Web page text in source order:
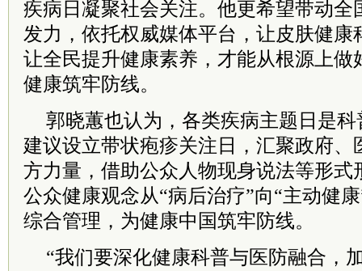
疾病日凝聚社会关注。他更希望带动全
发力，依托权威媒体平台，让皮肤健康
让全民提升健康素养，才能从根源上做
健康筑牢防线。
郭晓蕙也认为，各类疾病主题日是
建议设立带状疱疹关注日，汇聚政府、
方力量，借助公众人物现身说法等形式
公众健康观念从“病后治疗”向“主动健
综合管理，为健康中国筑牢防线。
“我们要深化健康科普与医防融合，